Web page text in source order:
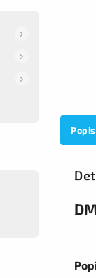
Popis